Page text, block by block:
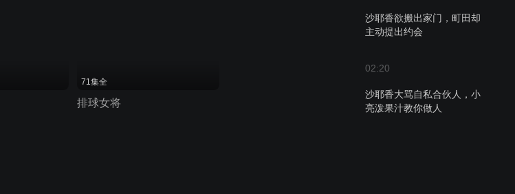
沙耶香欲搬出家门，町田却
主动提出约会
02:20
沙耶香大骂自私合伙人，小
亮泼果汁教你做人
71集全
排球女将